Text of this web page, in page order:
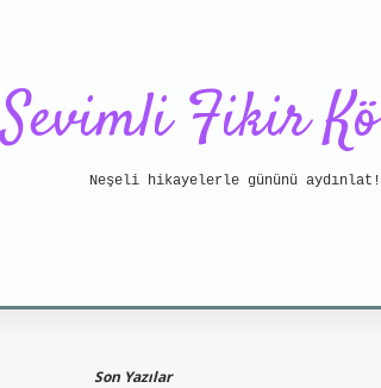
Sevimli Fikir
Neşeli hikayelerle gününü aydınlat!
Son Yazılar